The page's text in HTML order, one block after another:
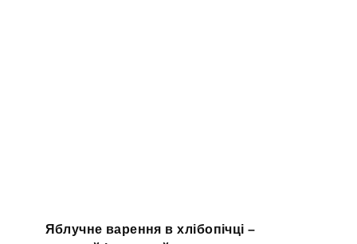
Яблучне варення в хлібопічці –